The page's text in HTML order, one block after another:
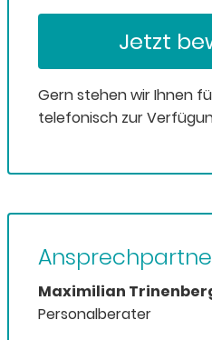
Jetzt
Gern stehen wir Ihnen
telefonisch zur
Maximilian
Personalberater